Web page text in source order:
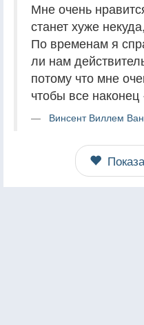
Мне очень
станет хуже
По временам я
ли нам
потому что мне
чтобы все
Винсент Виллем